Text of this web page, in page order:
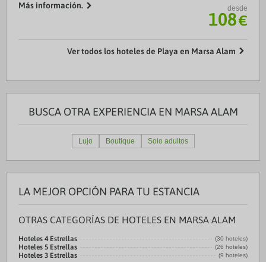
hotel de playa se encuentra ...
Más información. desde
108€
Ver todos los hoteles de Playa en Marsa Alam
BUSCA OTRA EXPERIENCIA EN MARSA ALAM
Lujo Boutique Solo adultos
LA MEJOR OPCIÓN PARA TU ESTANCIA
OTRAS CATEGORÍAS DE HOTELES EN MARSA ALAM
Hoteles 4 Estrellas (30 hoteles)
Hoteles 5 Estrellas (26 hoteles)
Hoteles 3 Estrellas (9 hoteles)